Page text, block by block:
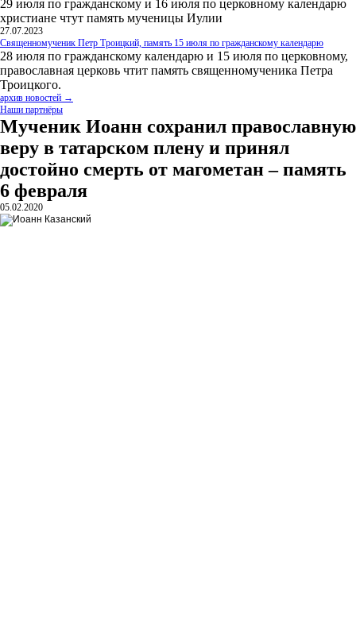
29 июля по гражданскому и 16 июля по церковному календарю
христиане чтут память мученицы Иулии
27.07.2023
Священномученик Петр Троицкий, память 15 июля по гражданскому календарю
28 июля по гражданскому календарю и 15 июля по церковному,
православная церковь чтит память священномученика Петра
Троицкого.
архив новостей →
Наши партнёры
Мученик Иоанн сохранил православную
веру в татарском плену и принял
достойно смерть от магометан – память
6 февраля
05.02.2020